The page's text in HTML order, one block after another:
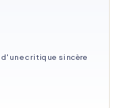
critique sincère